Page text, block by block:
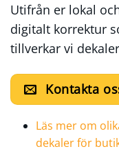
Utifrån er lokal
digitalt korrektur
tillverkar vi
Kontakta
Läs mer om
dekaler för